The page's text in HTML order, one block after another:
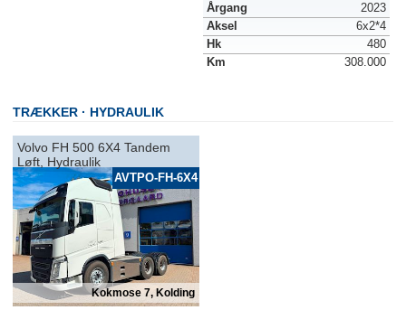
Årgang
2023
Aksel
6x2*4
Hk
480
Km
308.000
TRÆKKER HYDRAULIK
Volvo FH 500 6X4 Tandem
Løft, Hydraulik
AVTPO-FH-6X4
Kokmose 7, Kolding